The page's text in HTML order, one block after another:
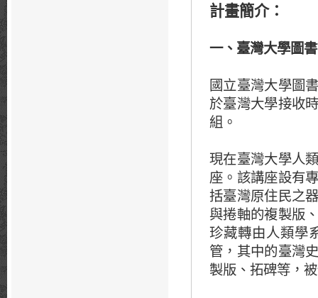
計畫簡介：
一、臺灣大學圖
國立臺灣大學圖
於臺灣大學接收
組。
現在臺灣大學人
座。該講座設有
括臺灣原住民之
與捲軸的複製版
珍藏轉由人類學
管，其中的臺灣
製版、拓碑等，